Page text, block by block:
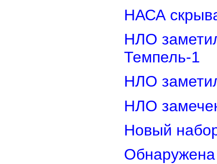
НАСА
НЛО
Темпель-1
НЛО
НЛО
Новый
Обнаружена